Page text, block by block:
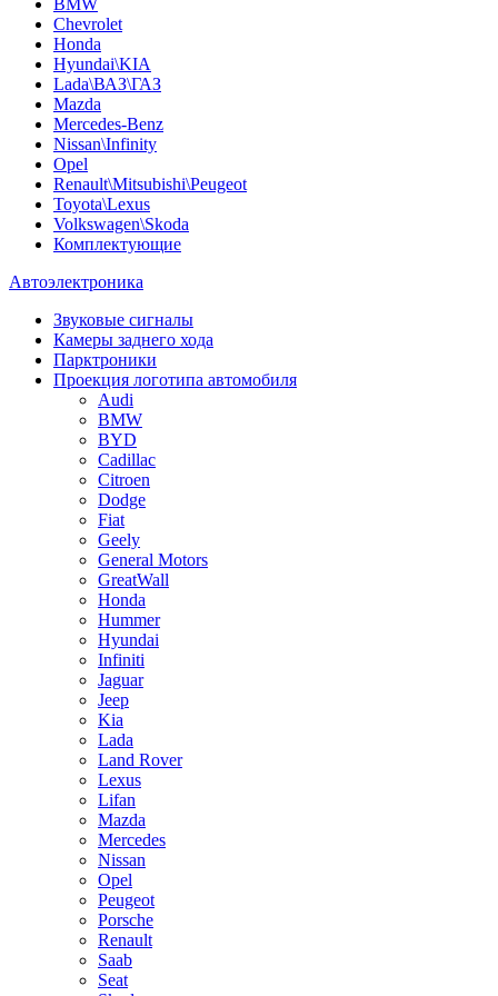
BMW
Chevrolet
Honda
Hyundai\KIA
Lada\ВАЗ\ГАЗ
Mazda
Mercedes-Benz
Nissan\Infinity
Opel
Renault\Mitsubishi\Peugeot
Toyota\Lexus
Volkswagen\Skoda
Комплектующие
Автоэлектроника
Звуковые сигналы
Камеры заднего хода
Парктроники
Проекция логотипа автомобиля
Audi
BMW
BYD
Cadillac
Citroen
Dodge
Fiat
Geely
General Motors
GreatWall
Honda
Hummer
Hyundai
Infiniti
Jaguar
Jeep
Kia
Lada
Land Rover
Lexus
Lifan
Mazda
Mercedes
Nissan
Opel
Peugeot
Porsche
Renault
Saab
Seat